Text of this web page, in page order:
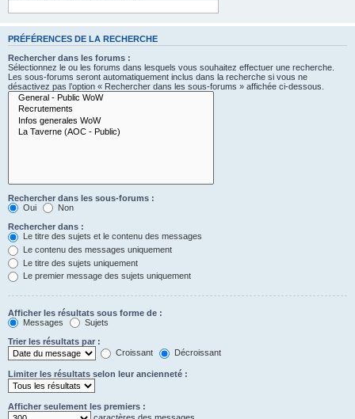
PRÉFÉRENCES DE LA RECHERCHE
Rechercher dans les forums :
Sélectionnez le ou les forums dans lesquels vous souhaitez effectuer une recherche.
Les sous-forums seront automatiquement inclus dans la recherche si vous ne
désactivez pas l’option « Rechercher dans les sous-forums » affichée ci-dessous.
Rechercher dans les sous-forums :
Oui
Non
Rechercher dans :
Le titre des sujets et le contenu des messages
Le contenu des messages uniquement
Le titre des sujets uniquement
Le premier message des sujets uniquement
Afficher les résultats sous forme de :
Messages
Sujets
Trier les résultats par :
Croissant
Décroissant
Limiter les résultats selon leur ancienneté :
Afficher seulement les premiers :